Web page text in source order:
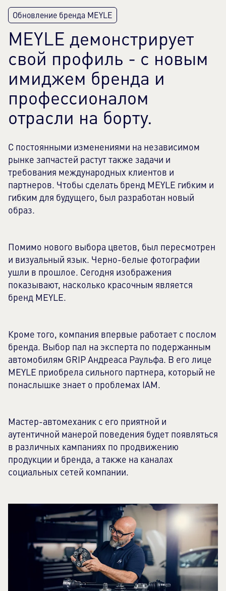
СОГЛАСИЕ!
Этот контент не разрешается загружать
из-за трекеров, которые не
раскрываются посетителю. Владелец
веб-сайта должен настроить его с
помощью платформы управления
согласиями, чтобы добавить этот
контент в перечень используемых
технологий.
Usercentrics Consent Management
MEYLE демонстрирует
свой профиль - с новым
имиджем бренда и
профессионалом
отрасли на борту.
С постоянными изменениями на независимом
рынке запчастей растут также задачи и
требования международных клиентов и
партнеров. Чтобы сделать бренд MEYLE гибким и
гибким для будущего, был разработан новый
образ.
Помимо нового выбора цветов, был пересмотрен
и визуальный язык. Черно-белые фотографии
ушли в прошлое. Сегодня изображения
показывают, насколько красочным является
бренд MEYLE.
Кроме того, компания впервые работает с послом
бренда. Выбор пал на эксперта по подержанным
автомобилям GRIP Андреаса Раульфа. В его лице
MEYLE приобрела сильного партнера, который не
понаслышке знает о проблемах IAM.
Мастер-автомеханик с его приятной и
аутентичной манерой поведения будет появляться
в различных кампаниях по продвижению
продукции и бренда, а также на каналах
социальных сетей компании.